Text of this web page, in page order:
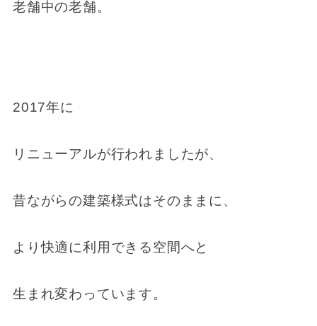
老舗中の老舗。
2017年に
リニューアルが行われましたが、
昔ながらの建築様式はそのままに、
より快適に利用できる空間へと
生まれ変わっています。